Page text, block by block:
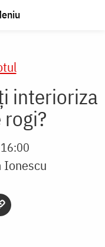
interioriza
Ionescu